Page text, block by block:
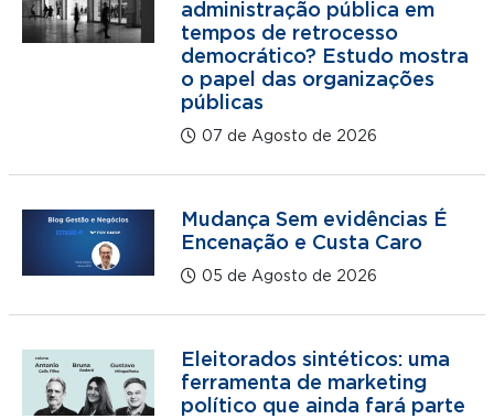
administração pública em
tempos de retrocesso
democrático? Estudo mostra
o papel das organizações
públicas
07 de Agosto de 2026
Mudança Sem evidências É
Encenação e Custa Caro
05 de Agosto de 2026
Eleitorados sintéticos: uma
ferramenta de marketing
político que ainda fará parte